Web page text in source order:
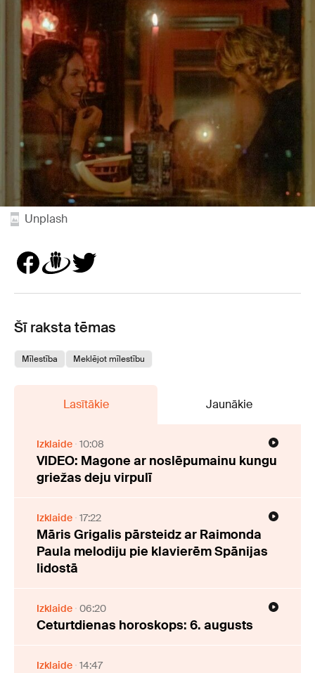
Unplash
Šī raksta tēmas
Mīlestība Meklējot mīlestību
Lasītākie Jaunākie
Izklaide 10:08
VIDEO: Magone ar noslēpumainu kungu
griežas deju virpulī
Izklaide 17:22
Māris Grigalis pārsteidz ar Raimonda
Paula melodiju pie klavierēm Spānijas
lidostā
Izklaide 06:20
Ceturtdienas horoskops: 6. augusts
Izklaide 14:47